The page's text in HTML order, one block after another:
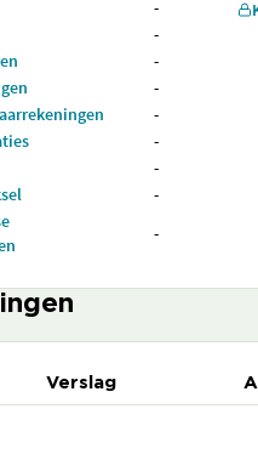
-
-
-
-
-
-
-
-
-
Verslag